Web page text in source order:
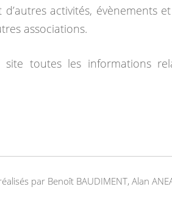
d’autres activités, évènements
associations.
toutes les informations
par Benoît BAUDIMENT, Alan